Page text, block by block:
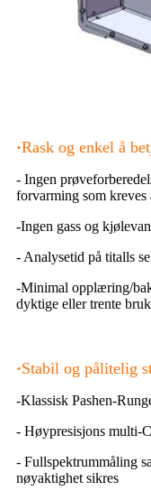
·Rask og enkel å
- Ingen
forvarming som
-Ingen gass og
- Analysetid på titalls
-Minimal opplæring/
dyktige eller trente
·Stabil og pålitelig
-Klassisk Pashen-
- Høypresisjons multi-
- Fullspektrummåling
nøyaktighet sikres